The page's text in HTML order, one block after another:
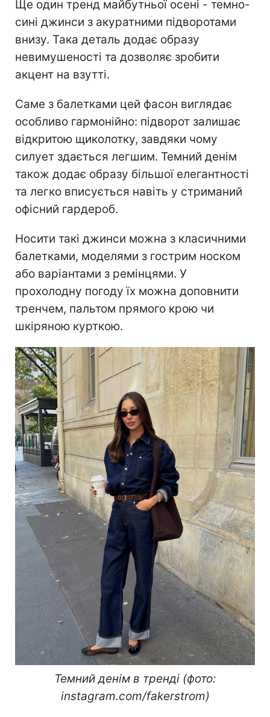
Ще один тренд майбутньої осені - темно-
сині джинси з акуратними підворотами
внизу. Така деталь додає образу
невимушеності та дозволяє зробити
акцент на взутті.
Саме з балетками цей фасон виглядає
особливо гармонійно: підворот залишає
відкритою щиколотку, завдяки чому
силует здається легшим. Темний денім
також додає образу більшої елегантності
та легко вписується навіть у стриманий
офісний гардероб.
Носити такі джинси можна з класичними
балетками, моделями з гострим носком
або варіантами з ремінцями. У
прохолодну погоду їх можна доповнити
тренчем, пальтом прямого крою чи
шкіряною курткою.
Темний денім в тренді (фото:
instagram.com/fakerstrom)